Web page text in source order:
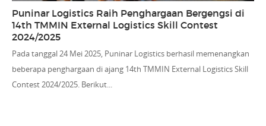
Puninar Logistics Raih Penghargaan Bergengsi di
14th TMMIN External Logistics Skill Contest
2024/2025
Pada tanggal 24 Mei 2025, Puninar Logistics berhasil memenangkan
beberapa penghargaan di ajang 14th TMMIN External Logistics Skill
Contest 2024/2025. Berikut...